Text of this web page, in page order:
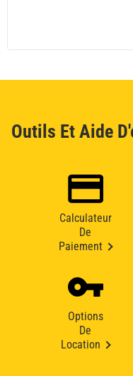
Outils Et Aide
Calculateur
De
Paiement
Options
De
Location